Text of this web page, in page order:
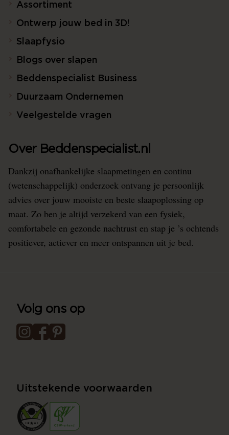
Assortiment
Ontwerp jouw bed in 3D!
Slaapfysio
Blogs over slapen
Beddenspecialist Business
Duurzaam Ondernemen
Veelgestelde vragen
Over Beddenspecialist.nl
Dankzij onafhankelijke slaapmetingen en continu
(wetenschappelijk) onderzoek ontvang je persoonlijk
advies over jouw mooiste en beste slaapoplossing op
maat. Zo ben je altijd verzekerd van een fysiek,
comfortabele en gezonde nachtrust en stap je ’s ochtends
positiever, actiever en meer ontspannen uit je bed.
Volg ons op
Uitstekende voorwaarden